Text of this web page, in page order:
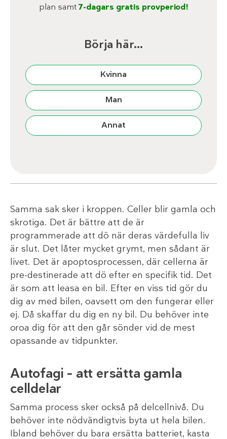
plan samt7-dagars gratis provperiod!
Börja här…
Kvinna
Man
Annat
Samma sak sker i kroppen. Celler blir gamla och
skrotiga. Det är bättre att de är
programmerade att dö när deras värdefulla liv
är slut. Det låter mycket grymt, men sådant är
livet. Det är apoptosprocessen, där cellerna är
pre-destinerade att dö efter en specifik tid. Det
är som att leasa en bil. Efter en viss tid gör du
dig av med bilen, oavsett om den fungerar eller
ej. Då skaffar du dig en ny bil. Du behöver inte
oroa dig för att den går sönder vid de mest
opassande av tidpunkter.
Autofagi – att ersätta gamla
celldelar
Samma process sker också på delcellnivå. Du
behöver inte nödvändigtvis byta ut hela bilen.
Ibland behöver du bara ersätta batteriet, kasta